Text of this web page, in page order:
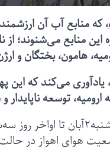
، که منابع آب آن
منابع می‌شنوند؛
هامون، بختگان و
یادآوری می‌کند که
توسعه
آتش‌سوزی در بخش عراقی هورالعظیم
هوای اهواز در